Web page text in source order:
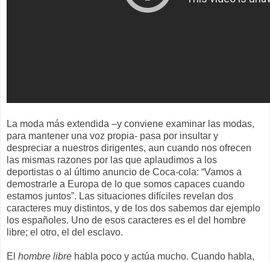
La moda más extendida –y conviene examinar las modas,
para mantener una voz propia- pasa por insultar y
despreciar a nuestros dirigentes, aun cuando nos ofrecen
las mismas razones por las que aplaudimos a los
deportistas o al último anuncio de Coca-cola: “Vamos a
demostrarle a Europa de lo que somos capaces cuando
estamos juntos”. Las situaciones difíciles revelan dos
caracteres muy distintos, y de los dos sabemos dar ejemplo
los españoles. Uno de esos caracteres es el del hombre
libre; el otro, el del esclavo.
El hombre libre habla poco y actúa mucho. Cuando habla,